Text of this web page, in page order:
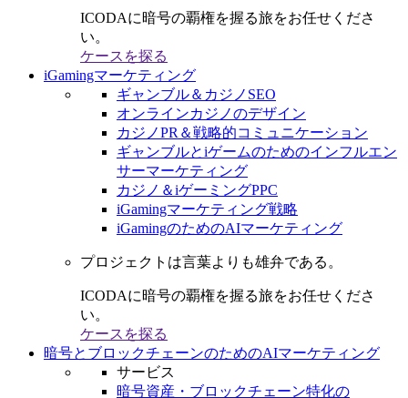
ICODAに暗号の覇権を握る旅をお任せくださ
い。
ケースを探る
iGamingマーケティング
ギャンブル＆カジノSEO
オンラインカジノのデザイン
カジノPR＆戦略的コミュニケーション
ギャンブルとiゲームのためのインフルエン
サーマーケティング
カジノ＆iゲーミングPPC
iGamingマーケティング戦略
iGamingのためのAIマーケティング
プロジェクトは言葉よりも雄弁である。
ICODAに暗号の覇権を握る旅をお任せくださ
い。
ケースを探る
暗号とブロックチェーンのためのAIマーケティング
サービス
暗号資産・ブロックチェーン特化の